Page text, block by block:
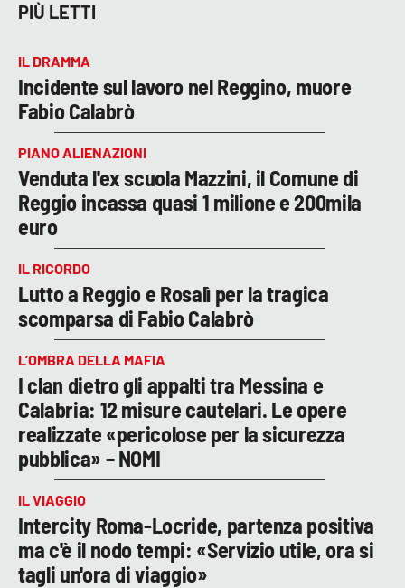
PIÙ LETTI
IL DRAMMA
Incidente sul lavoro nel Reggino, muore
Fabio Calabrò
PIANO ALIENAZIONI
Venduta l'ex scuola Mazzini, il Comune di
Reggio incassa quasi 1 milione e 200mila
euro
IL RICORDO
Lutto a Reggio e Rosalì per la tragica
scomparsa di Fabio Calabrò
L’OMBRA DELLA MAFIA
I clan dietro gli appalti tra Messina e
Calabria: 12 misure cautelari. Le opere
realizzate «pericolose per la sicurezza
pubblica» – NOMI
IL VIAGGIO
Intercity Roma-Locride, partenza positiva
ma c'è il nodo tempi: «Servizio utile, ora si
tagli un'ora di viaggio»